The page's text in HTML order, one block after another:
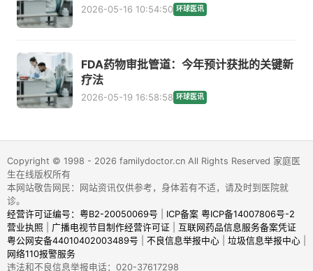
2026-05-16 10:54:50 环球医讯
FDA药物审批管道：今年预计获批的关键新
疗法
2026-05-19 16:58:58 环球医讯
Copyright © 1998 - 2026 familydoctor.cn All Rights Reserved 家庭医
生在线版权所有
本网站敬告网民：网站资讯仅供参考，身体若有不适，请及时到医院就
诊。
经营许可证编号：粤B2-20050069号
ICP备案 粤ICP备14007806号-2
营业执照
广播电视节目制作经营许可证
互联网药品信息服务备案凭证
粤公网安备44010402003489号
不良信息举报中心| 垃圾信息举报中心|
网络110报警服务
违法和不良信息举报电话：020-37617298